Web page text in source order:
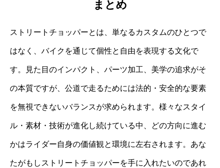
まとめ
ストリートチョッパーとは、単なるカスタムのひとつで
はなく、バイクを通じて個性と自由を表現する文化で
す。見た目のインパクト、パーツ加工、美学の追求がそ
の本質ですが、公道で走るためには法的・安全的な要素
を無視できないバランスが求められます。様々なスタイ
ル・素材・技術が進化し続けている中、どの方向に進む
かはライダー自身の価値観と環境に左右されます。あな
たがもしストリートチョッパーを手に入れたいのであれ